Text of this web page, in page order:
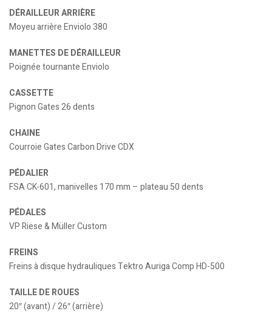
DÉRAILLEUR ARRIÈRE
Moyeu arrière Enviolo 380
MANETTES DE DÉRAILLEUR
Poignée tournante Enviolo
CASSETTE
Pignon Gates 26 dents
CHAINE
Courroie Gates Carbon Drive CDX
PÉDALIER
FSA CK-601, manivelles 170 mm – plateau 50 dents
PÉDALES
VP Riese & Müller Custom
FREINS
Freins à disque hydrauliques Tektro Auriga Comp HD-500
TAILLE DE ROUES
20″ (avant) / 26″ (arrière)